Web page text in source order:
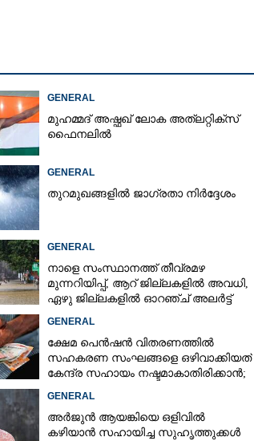
GENERAL
മുഹമ്മദ് അഷ്ഫഖ് ലോക അത്‌ലറ്റിക്സ്
ഫൈനലിൽ
GENERAL
തുറമുഖങ്ങളിൽ ജാഗ്രതാ നിർദ്ദേശം
GENERAL
നാളെ സംസ്ഥാനത്ത് തീവ്രമഴ
മുന്നറിയിപ്പ്,​ ആറ് ജില്ലകളിൽ അവധി,​
ഏഴു ജില്ലകളിൽ ഓറഞ്ച് അലർട്ട്
GENERAL
ക്ഷേമ പെൻഷൻ വിതരണത്തിൽ
സഹകരണ സംഘങ്ങളെ ഒഴിവാക്കിയത്
കേന്ദ്ര സഹായം നഷ്ടമാകാതിരിക്കാൻ;
GENERAL
അർജുൻ ആയങ്കിയെ ഒളിവിൽ
കഴിയാൻ സഹായിച്ച സുഹൃത്തുക്കൾ
Copy Link